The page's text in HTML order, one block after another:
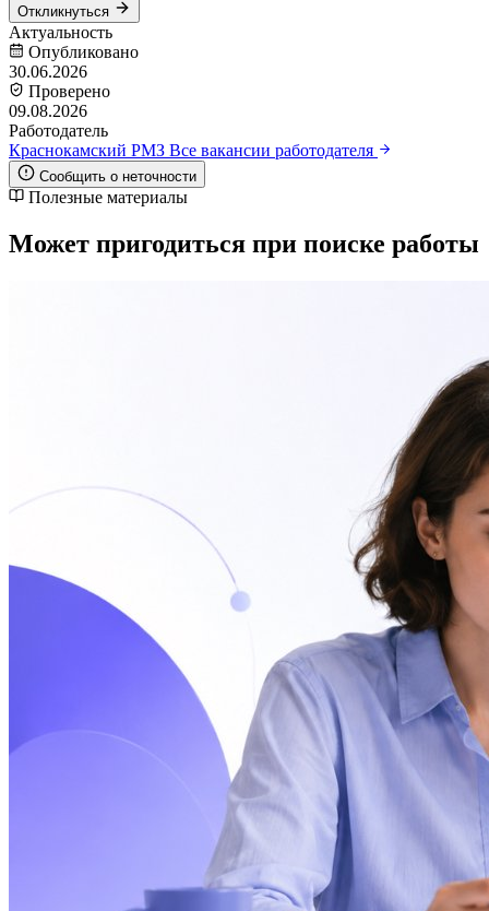
Откликнуться
Актуальность
Опубликовано
30.06.2026
Проверено
09.08.2026
Работодатель
Краснокамский РМЗ Все вакансии работодателя
Сообщить о неточности
Полезные материалы
Может пригодиться при поиске работы